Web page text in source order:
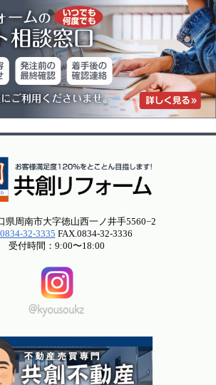
県周南市大字徳山西一ノ井手5560−2
0834-32-3335 FAX.0834-32-3336
受付時間：9:00〜18:00